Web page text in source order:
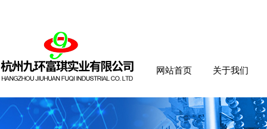
网站首页 关于我们